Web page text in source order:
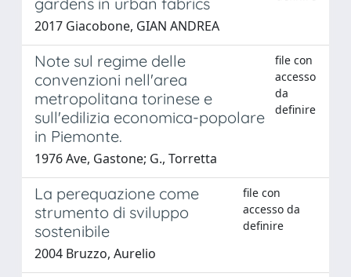
2017 Giacobone, GIAN ANDREA
Note sul regime delle
convenzioni nell'area
metropolitana torinese e
sull'edilizia economica-popolare
in Piemonte.
file con
accesso
da
definire
1976 Ave, Gastone; G., Torretta
La perequazione come
strumento di sviluppo
sostenibile
file con
accesso da
definire
2004 Bruzzo, Aurelio